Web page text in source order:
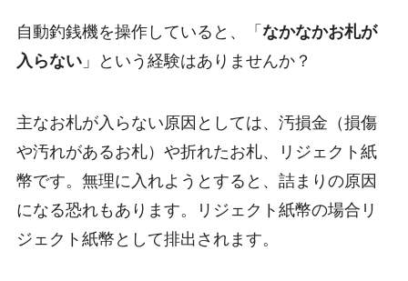
自動釣銭機を操作していると、「 なかなかお札が
入らない」という経験はありませんか？
主なお札が入らない原因としては、汚損金（損傷
や汚れがあるお札）や折れたお札、リジェクト紙
幣です。無理に入れようとすると、詰まりの原因
になる恐れもあります。リジェクト紙幣の場合リ
ジェクト紙幣として排出されます。